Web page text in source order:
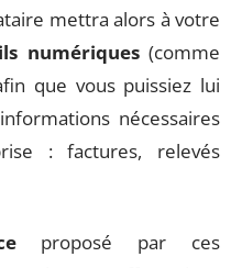
mettra alors à votre
numériques(comme
que vous puissiez lui
nécessaires
: factures, relevés
proposé par ces